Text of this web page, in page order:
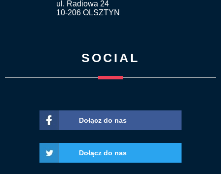
ul. Radiowa 24
10-206 OLSZTYN
SOCIAL
Dołącz do nas
Dołącz do nas